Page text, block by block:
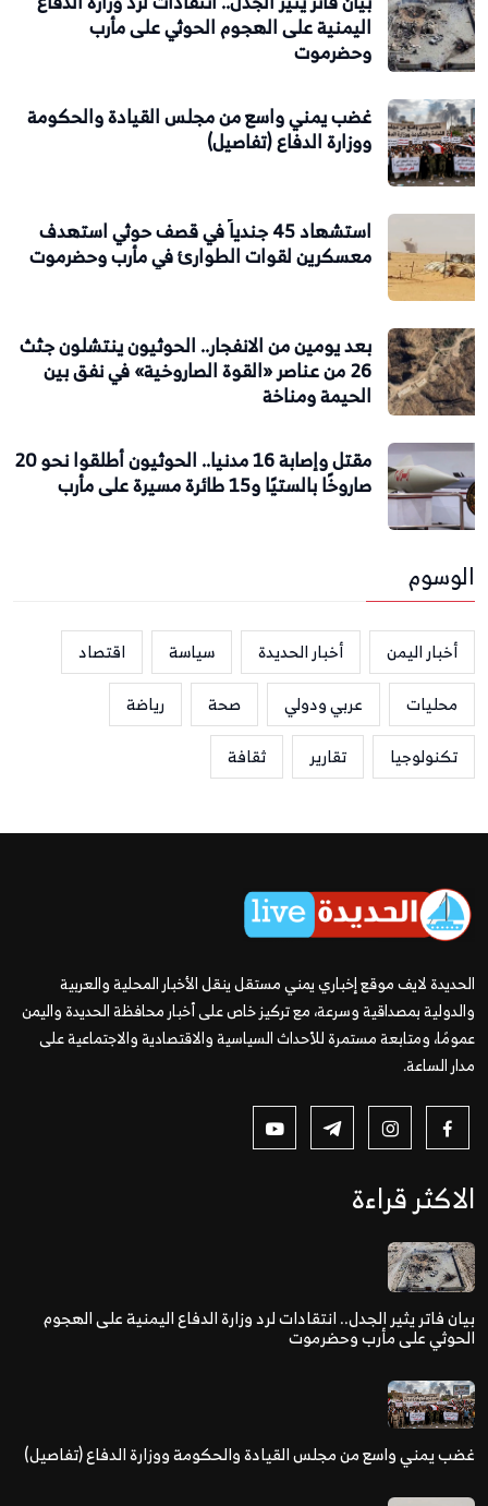
اليمنية على الهجوم الحوثي على مأرب
وحضرموت
غضب يمني واسع من مجلس القيادة والحكومة
ووزارة الدفاع (تفاصيل)
استشهاد 45 جندياً في قصف حوثي استهدف
معسكرين لقوات الطوارئ في مأرب وحضرموت
بعد يومين من الانفجار.. الحوثيون ينتشلون جثث
26 من عناصر «القوة الصاروخية» في نفق بين
الحيمة ومناخة
مقتل وإصابة 16 مدنيا.. الحوثيون أطلقوا نحو 20
صاروخًا بالستيًا و15 طائرة مسيرة على مأرب
الوسوم
أخبار اليمن أخبار الحديدة سياسة
اقتصاد
محليات
عربي ودولي صحة
رياضة
تكنولوجيا
تقارير ثقافة
الحديدة لايف موقع إخباري يمني مستقل ينقل الأخبار المحلية والعربية
والدولية بمصداقية وسرعة، مع تركيز خاص على أخبار محافظة الحديدة واليمن
عمومًا، ومتابعة مستمرة للأحداث السياسية والاقتصادية والاجتماعية على
مدار الساعة.
الاكثر قراءة
بيان فاتر يثير الجدل.. انتقادات لرد وزارة الدفاع اليمنية على الهجوم
الحوثي على مأرب وحضرموت
غضب يمني واسع من مجلس القيادة والحكومة ووزارة الدفاع (تفاصيل)